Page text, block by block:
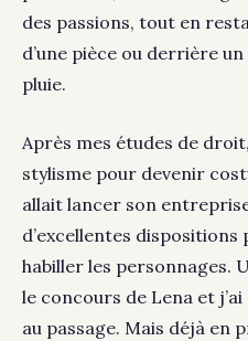
des passions, tout en
d’une pièce ou derrière
pluie.
Après mes études de
stylisme pour devenir
allait lancer son
d’excellentes dispositions
habiller les personnages.
le concours de Lena et
au passage. Mais déjà en